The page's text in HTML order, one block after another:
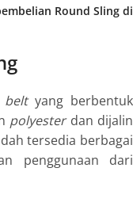
Round Sling di
beltyang berbentuk
polyesterdan dijalin
tersedia berbagai
penggunaan dari